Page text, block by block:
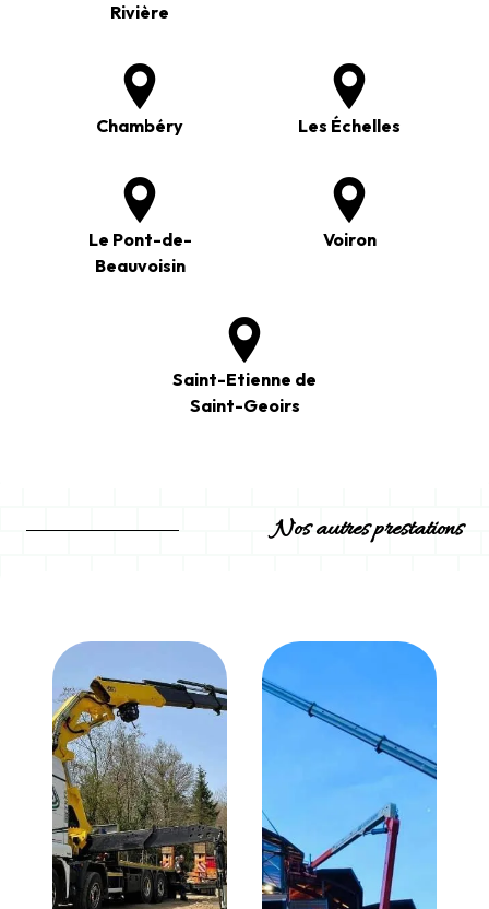
Rivière
Chambéry Les Échelles
Le Pont-de-
Beauvoisin
Voiron
Saint-Etienne de
Saint-Geoirs
Nos autres prestations